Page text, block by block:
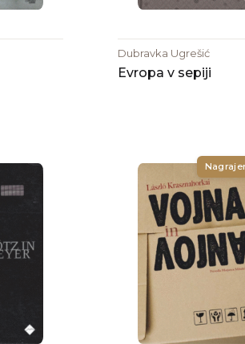
Dubravka Ugrešić
Evropa v sepiji